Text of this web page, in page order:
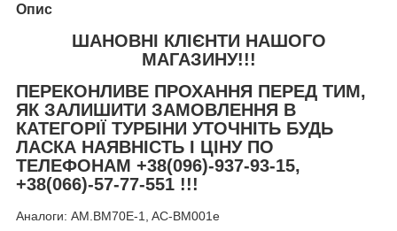
Опис
ШАНОВНІ КЛІЄНТИ НАШОГО
МАГАЗИНУ!!!
ПЕРЕКОНЛИВЕ ПРОХАННЯ ПЕРЕД ТИМ,
ЯК ЗАЛИШИТИ ЗАМОВЛЕННЯ В
КАТЕГОРІЇ ТУРБІНИ УТОЧНІТЬ БУДЬ
ЛАСКА НАЯВНІСТЬ І ЦІНУ ПО
ТЕЛЕФОНАМ +38(096)-937-93-15,
+38(066)-57-77-551 !!!
Аналоги: AM.BM70E-1, AC-BM001e